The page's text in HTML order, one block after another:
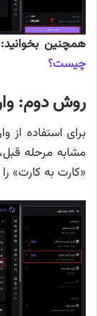
همچنین
چیست؟
روش دوم:
برای استفاده از
مشابه مرحله
«کارت به کارت»